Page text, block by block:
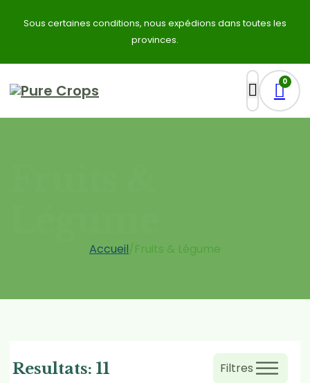
Sous certaines conditions, nous expédions dans toutes les
provinces.
0
Accueil/Fruits & Légume
Resultats:11 Filtres